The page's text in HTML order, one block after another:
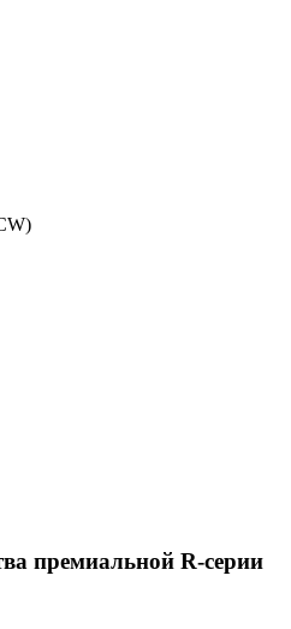
премиальной R-серии